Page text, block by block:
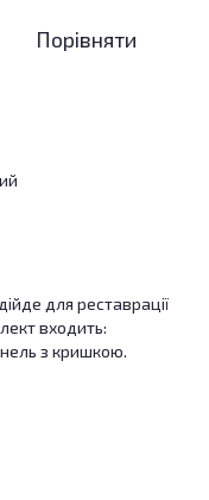
Порівняти
для реставрації
входить:
з кришкою.